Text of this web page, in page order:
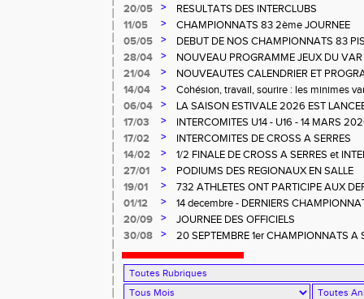
20/05
>
RESULTATS DES INTERCLUBS
11/05
>
CHAMPIONNATS 83 2ème JOURNEE
05/05
>
DEBUT DE NOS CHAMPIONNATS 83
28/04
>
NOUVEAU PROGRAMME JEUX DU VAR
21/04
>
NOUVEAUTES CALENDRIER ET
14/04
>
Cohésion, travail, sourire : les minimes
06/04
>
LA SAISON ESTIVALE 2026 EST
LA.
17/03 >
INTERCOMITES U14 - U16 - 14 MARS
17/02
>
INTERCOMITES DE CROSS A SERRES
14/02
>
1/2 FINALE DE CROSS A SERRES et
27/01
>
PODIUMS DES REGIONAUX EN SALLE
19/01
>
732 ATHLETES ONT PARTICIPE AUX
CROSS à LA CRAU
01/12 >
14 decembre - DERNIERS
20/09
>
JOURNEE DES OFFICIELS
30/08
>
20 SEPTEMBRE 1er CHAMPIONNATS A